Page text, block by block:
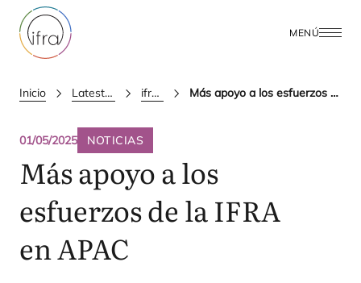
MENÚ
Inicio Latest Updates ifra news Más apoyo a los esfuerzos de la IFRA en APAC
01/05/2025 NOTICIAS
Más apoyo a los
esfuerzos de laIFRA
enAPAC